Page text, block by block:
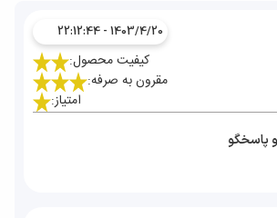
پاسخگو
1403/4/20 - 22:12:44
کیفیت محصول:
مقرون به صرفه:
امتیاز: